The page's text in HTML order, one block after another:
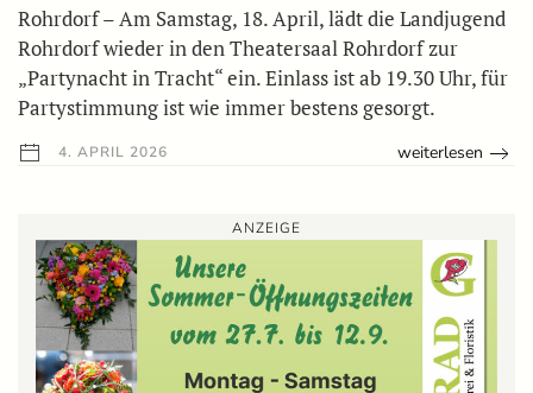
Rohrdorf – Am Samstag, 18. April, lädt die Landjugend
Rohrdorf wieder in den Theatersaal Rohrdorf zur
„Partynacht in Tracht“ ein. Einlass ist ab 19.30 Uhr, für
Partystimmung ist wie immer bestens gesorgt.
4. APRIL 2026 weiterlesen
ANZEIGE